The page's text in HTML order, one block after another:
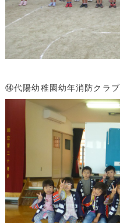
⑭代陽幼稚園幼年消防クラブ